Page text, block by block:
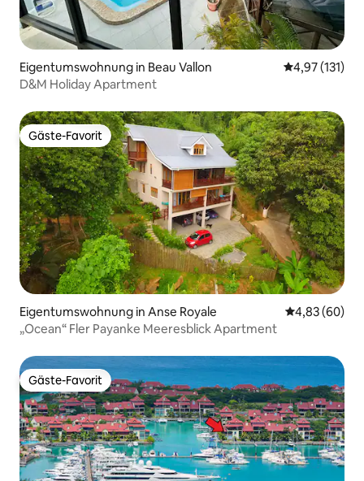
Eigentumswohnung in Beau Vallon
4,97 (131)
D&M Holiday Apartment
Gäste-Favorit
Gäste-Favorit
Eigentumswohnung in Anse Royale
4,83 (60)
„Ocean“ Fler Payanke Meeresblick Apartment
Gäste-Favorit
Gäste-Favorit